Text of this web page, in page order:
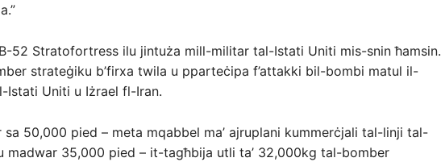
52 Stratofortress ilu jintuża mill-militar tal-Istati Uniti mis-snin ħamsin.
strateġiku b’firxa twila u pparteċipa f’attakki bil-bombi matul il-
Istati Uniti u Iżrael fl-Iran.
sa 50,000 pied – meta mqabbel ma’ ajruplani kummerċjali tal-linji tal-
madwar 35,000 pied – it-tagħbija utli ta’ 32,000kg tal-bomber